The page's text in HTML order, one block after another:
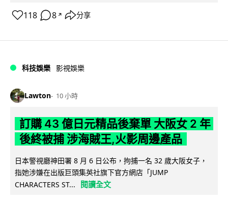
118 8 ↗ 分享
科技娛樂 影視娛樂
Lawton 10 小時
訂購 43 億日元精品後棄單 大阪女 2 年
後終被捕 涉海賊王,火影周邊產品
日本警視廳神田署 8 月 6 日公布，拘捕一名 32 歲大阪女子，
指她涉嫌在出版巨頭集英社旗下官方網店「JUMP
CHARACTERS ST...
閱讀全文